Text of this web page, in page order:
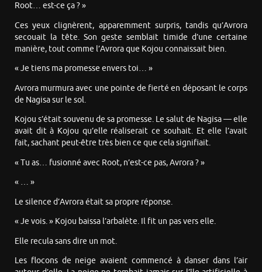
Root… est-ce ça ? »
Ces yeux clignèrent, apparemment surpris, tandis qu’Avrora
secouait la tête. Son geste semblait timide d’une certaine
manière, tout comme l’Avrora que Kojou connaissait bien.
« Je tiens ma promesse envers toi… »
Avrora murmura avec une pointe de fierté en déposant le corps
de Nagisa sur le sol.
Kojou s’était souvenu de sa promesse. Le salut de Nagisa — elle
avait dit à Kojou qu’elle réaliserait ce souhait. Et elle l’avait
fait, sachant peut-être très bien ce que cela signifiait.
« Tu as… fusionné avec Root, n’est-ce pas, Avrora ? »
« … »
Le silence d’Avrora était sa propre réponse.
« Je vois. » Kojou baissa l’arbalète. Il fit un pas vers elle.
Elle recula sans dire un mot.
Les flocons de neige avaient commencé à danser dans l’air